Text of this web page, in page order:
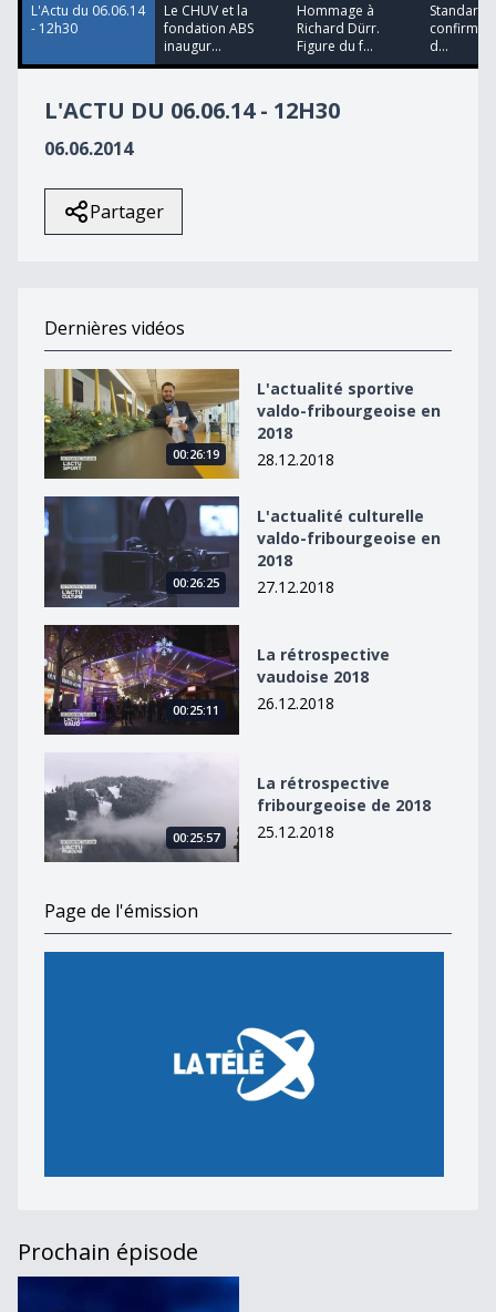
L'Actu du 06.06.14
- 12h30
Le CHUV et la
fondation ABS
inaugur...
Hommage à
Richard Dürr.
Figure du f...
Standard
confirme
d...
L'ACTU DU 06.06.14 - 12H30
06.06.2014
Partager
Dernières vidéos
L&#039;actualité sportive valdo-fribourgeoise en 2018
00:26:19
L'actualité sportive
valdo-fribourgeoise en
2018
28.12.2018
L&#039;actualité culturelle valdo-fribourgeoise en
00:26:25
L'actualité culturelle
valdo-fribourgeoise en
2018
27.12.2018
La rétrospective vaudoise 2018
00:25:11
La rétrospective
vaudoise 2018
26.12.2018
00:25:57
La rétrospective
fribourgeoise de 2018
25.12.2018
Page de l'émission
Prochain épisode
L&#039;Actu du 10.06.14 - 18h30